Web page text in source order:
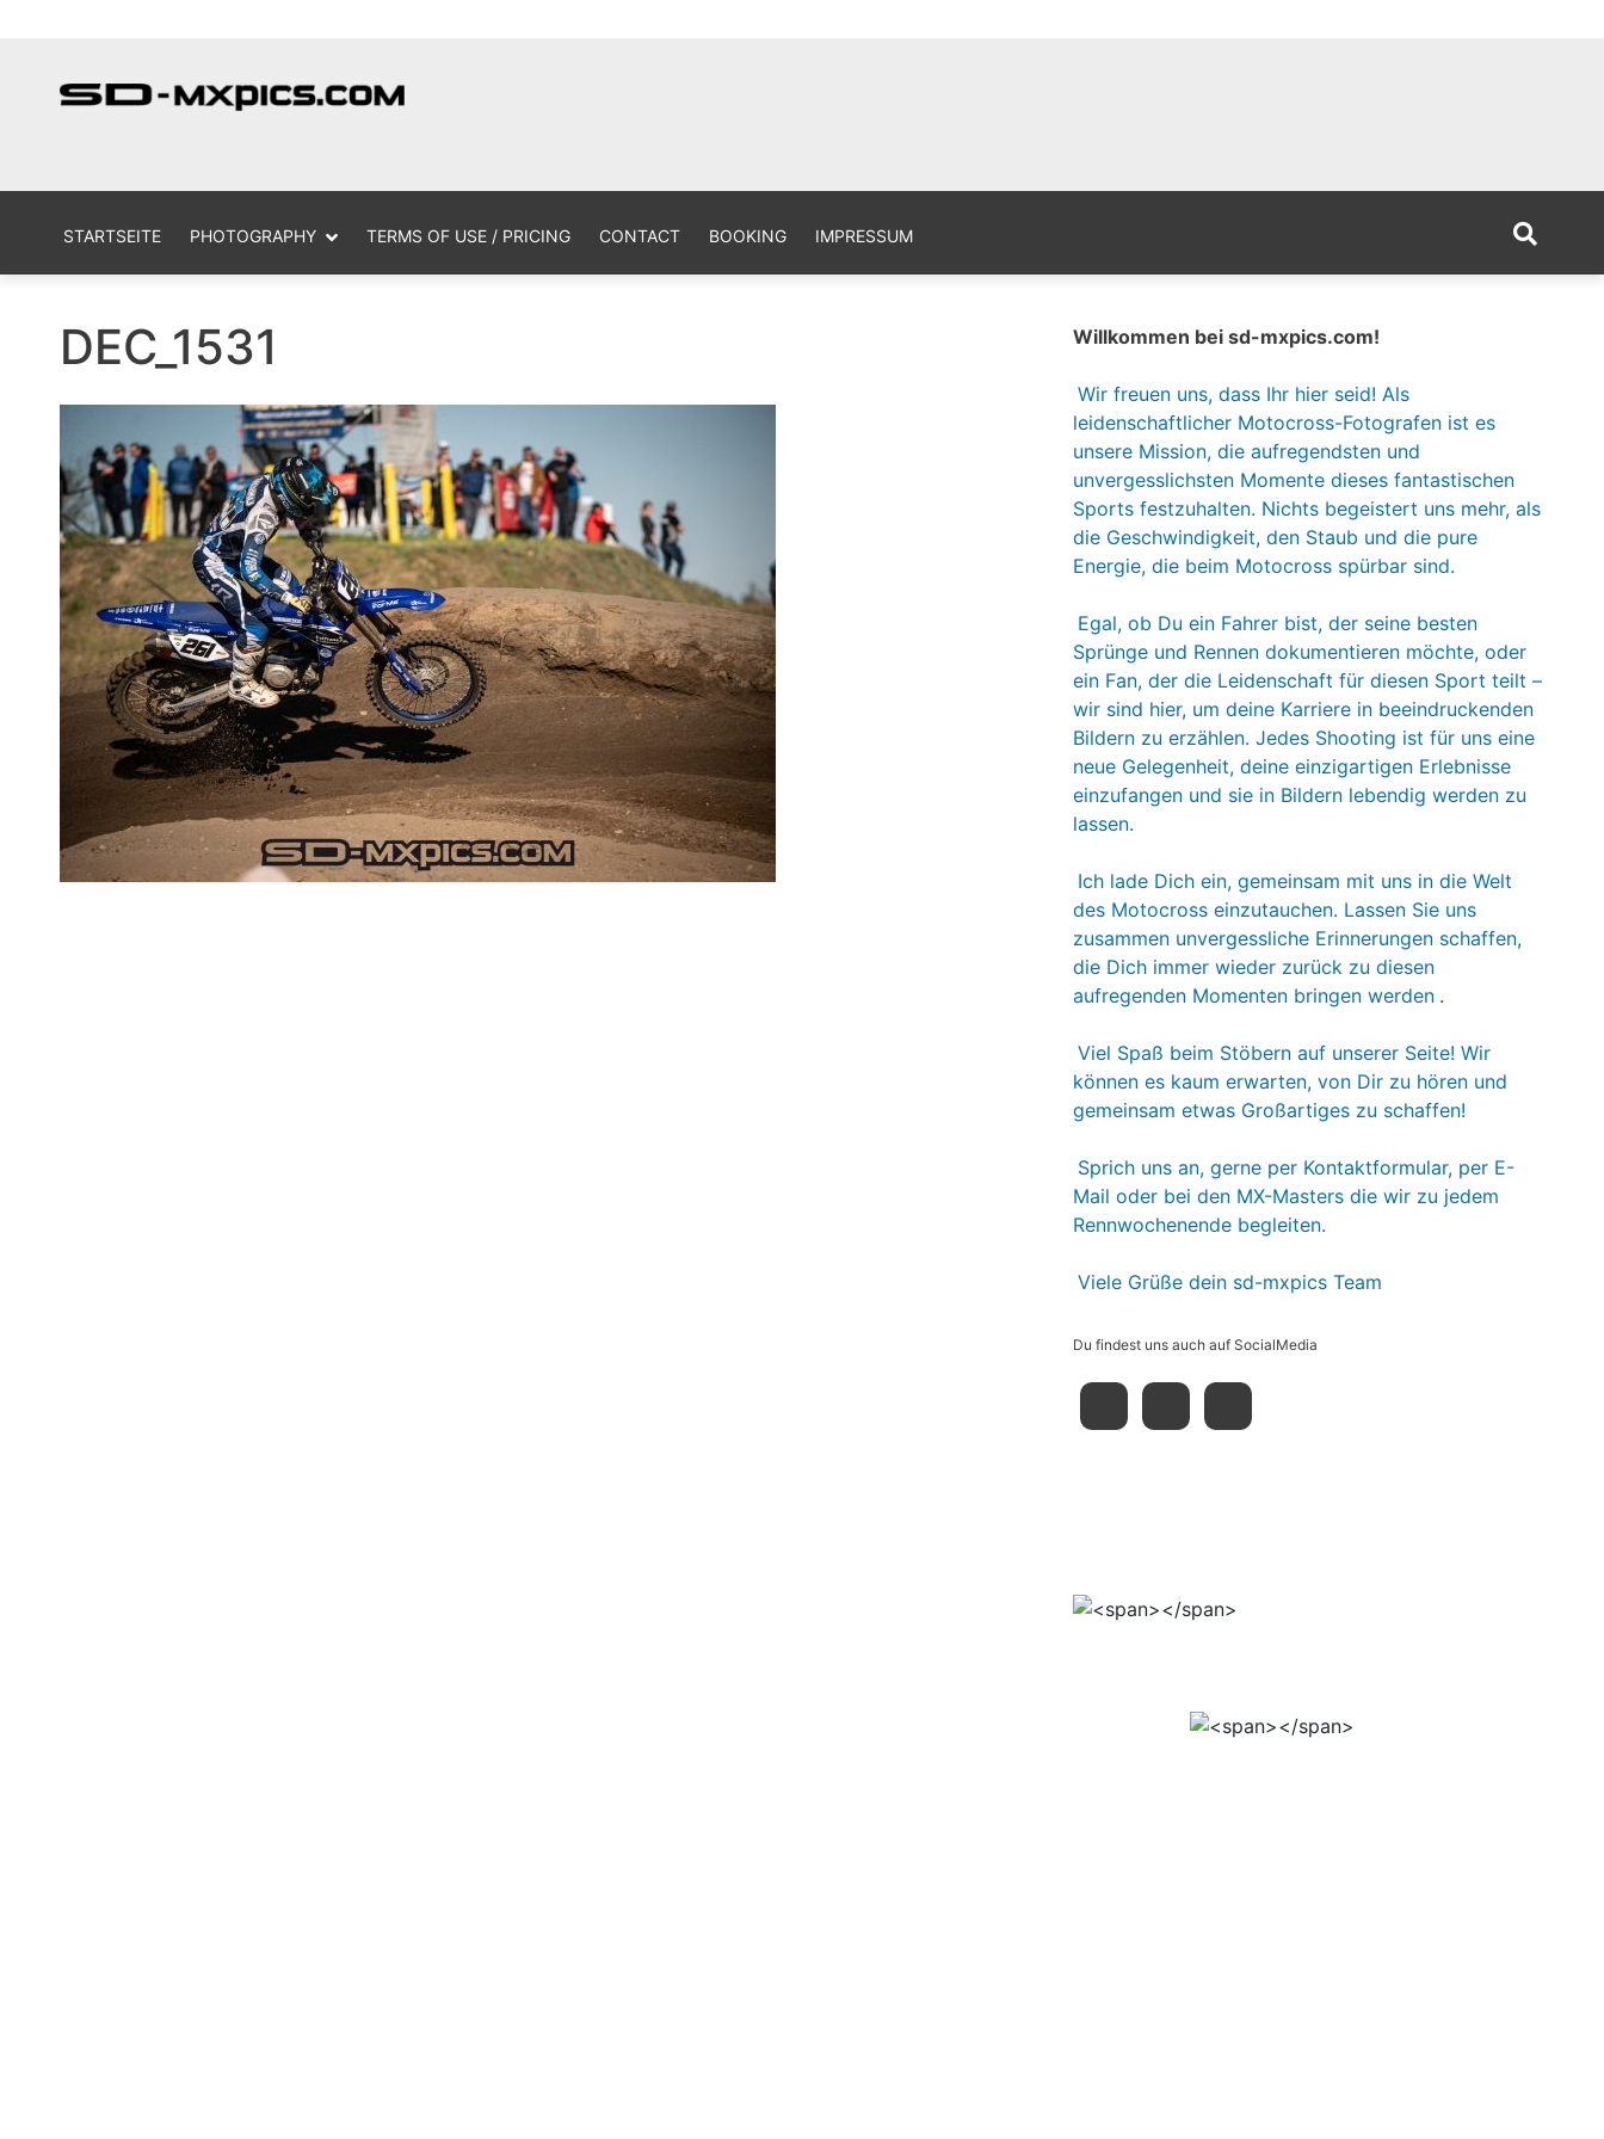
content
STARTSEITE PHOTOGRAPHY TERMS OF USE / PRICING CONTACT BOOKING IMPRESSUM
DEC_1531 Willkommen bei sd-mxpics.com!
Wir freuen uns, dass Ihr hier seid! Als
leidenschaftlicher Motocross-Fotografen ist es
unsere Mission, die aufregendsten und
unvergesslichsten Momente dieses fantastischen
Sports festzuhalten. Nichts begeistert uns mehr, als
die Geschwindigkeit, den Staub und die pure
Energie, die beim Motocross spürbar sind.
Egal, ob Du ein Fahrer bist, der seine besten
Sprünge und Rennen dokumentieren möchte, oder
ein Fan, der die Leidenschaft für diesen Sport teilt –
wir sind hier, um deine Karriere in beeindruckenden
Bildern zu erzählen. Jedes Shooting ist für uns eine
neue Gelegenheit, deine einzigartigen Erlebnisse
einzufangen und sie in Bildern lebendig werden zu
lassen.
Ich lade Dich ein, gemeinsam mit uns in die Welt
des Motocross einzutauchen. Lassen Sie uns
zusammen unvergessliche Erinnerungen schaffen,
die Dich immer wieder zurück zu diesen
aufregenden Momenten bringen werden .
Viel Spaß beim Stöbern auf unserer Seite! Wir
können es kaum erwarten, von Dir zu hören und
gemeinsam etwas Großartiges zu schaffen!
Sprich uns an, gerne per Kontaktformular, per E-
Mail oder bei den MX-Masters die wir zu jedem
Rennwochenende begleiten.
Viele Grüße dein sd-mxpics Team
Du findest uns auch auf SocialMedia